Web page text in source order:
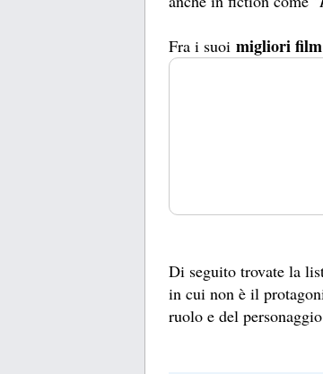
Fra i suoi migliori film
Di seguito trovate la
in cui non è il
ruolo e del